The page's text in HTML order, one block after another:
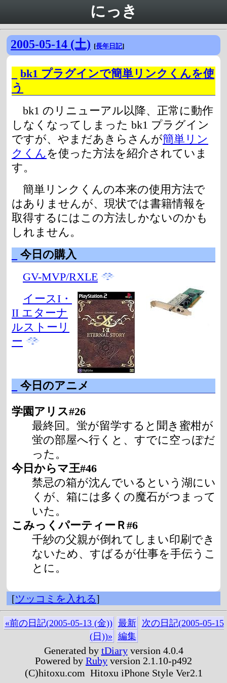
にっき
2005-05-14 (土) [長年日記]
bk1 プラグインで簡単リンクくんを使
う
bk1 のリニューアル以降、正常に動作
しなくなってしまった bk1 プラグイン
ですが、やまだあきらさんが簡単リン
クくんを使った方法を紹介されていま
す。
簡単リンクくんの本来の使用方法で
はありませんが、現状では書籍情報を
取得するにはこの方法しかないのかも
しれません。
今日の購入
GV-MVP/RXLE
イースI・
II エターナ
ルストーリ
ー
今日のアニメ
学園アリス#26
最終回。蛍が留学すると聞き蜜柑が
蛍の部屋へ行くと、すでに空っぽだ
った。
今日からマ王#46
禁忌の箱が沈んでいるという湖にい
くが、箱には多くの魔石がつまって
いた。
こみっくパーティーＲ#6
千紗の父親が倒れてしまい印刷でき
ないため、すばるが仕事を手伝うこ
とに。
[ツッコミを入れる]
«前の日記(2005-05-13 (金)) 最新
次の日記(2005-05-15
(日))» 編集
Generated by tDiaryversion 4.0.4
Powered by Ruby version 2.1.10-p492